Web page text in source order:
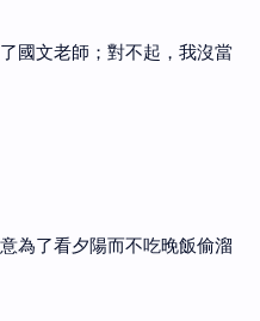
國文老師；對不起，我沒當
為了看夕陽而不吃晚飯偷溜